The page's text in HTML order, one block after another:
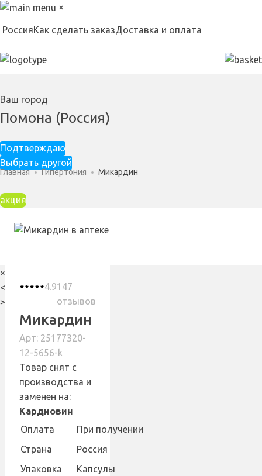
×
РоссияКак сделать заказДоставка и оплата
Ваш город
Помона (Россия)
Подтверждаю
Выбрать другой
Главная Гипертония Микардин
акция
×
<
>
4.9147
отзывов
Микардин
Арт: 25177320-
12-5656-k
Товар снят с
производства и
заменен на:
Кардиовин
Оплата
При получении
Страна
Россия
Упаковка
Капсулы